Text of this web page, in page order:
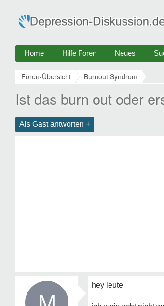
Home Hilfe Foren Neues
Foren-Übersicht Burnout Syndrom
Ist das burn out oder
Als Gast antworten +
hey leute